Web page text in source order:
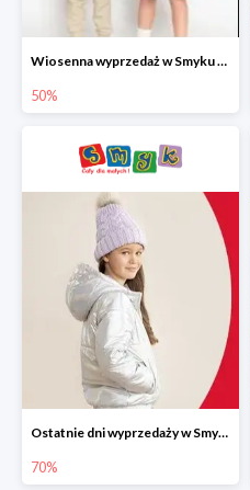
Wiosenna wyprzedaż w Smyku do -50%
50%
Ostatnie dni wyprzedaży w Smyku do -70%
70%